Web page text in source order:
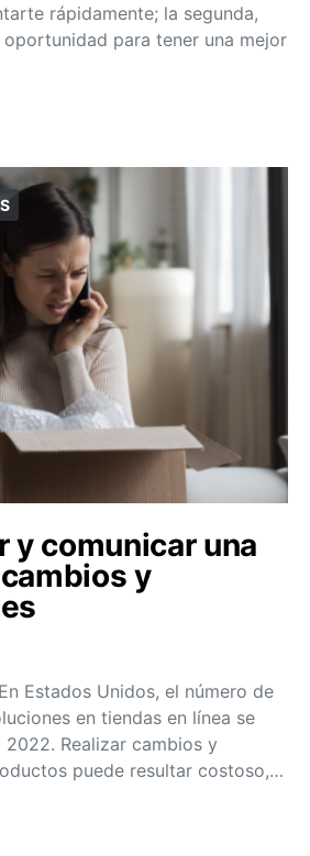
rápidamente; la segunda,
para tener una mejor
y comunicar una
y
Estados Unidos, el número de
en tiendas en línea se
Realizar cambios y
puede resultar costoso,…